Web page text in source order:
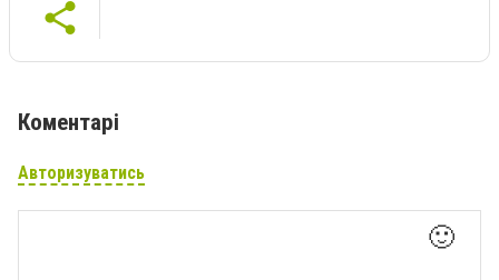
Коментарі
Авторизуватись
🙂